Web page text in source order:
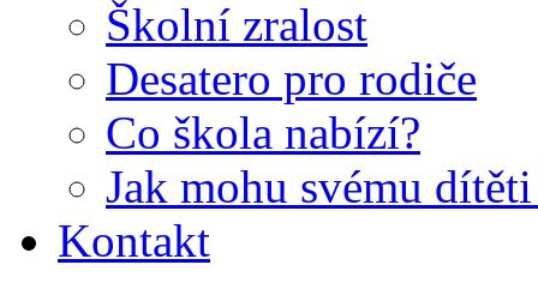
Školní zralost
Desatero pro rodiče
Co škola nabízí?
Jak mohu svému
Kontakt